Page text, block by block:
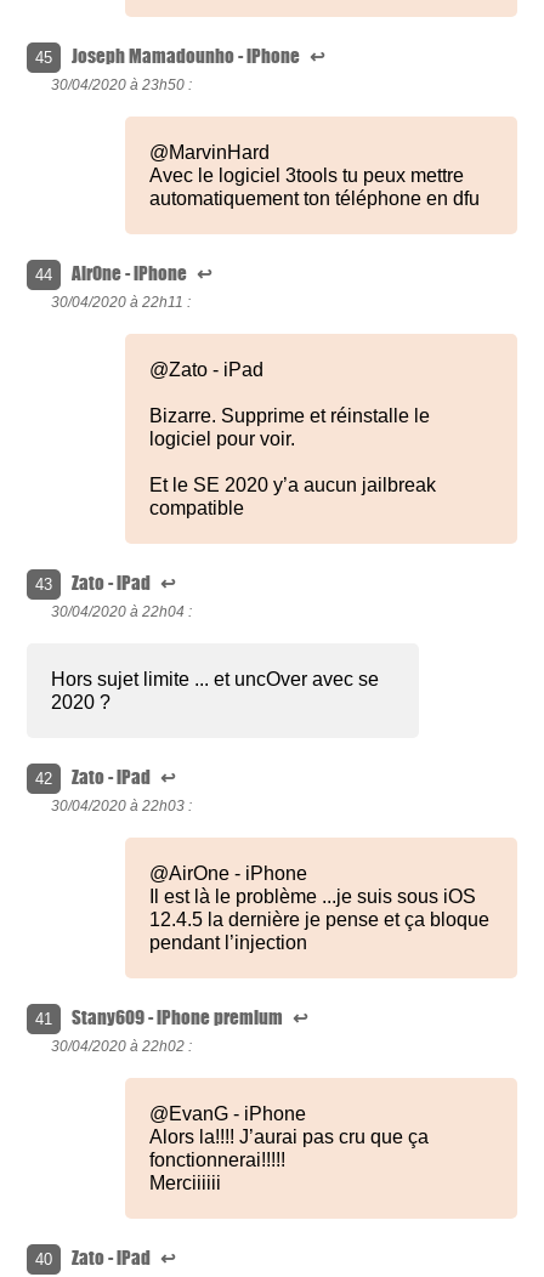
45 Joseph Mamadounho - iPhone ↩
30/04/2020 à 23h50 :
@MarvinHard
Avec le logiciel 3tools tu peux mettre
automatiquement ton téléphone en dfu
44 AirOne - iPhone ↩
30/04/2020 à 22h11 :
@Zato - iPad
Bizarre. Supprime et réinstalle le
logiciel pour voir.
Et le SE 2020 y’a aucun jailbreak
compatible
43 Zato - iPad ↩
30/04/2020 à 22h04 :
Hors sujet limite ... et uncOver avec se
2020 ?
42 Zato - iPad ↩
30/04/2020 à 22h03 :
@AirOne - iPhone
Il est là le problème ...je suis sous iOS
12.4.5 la dernière je pense et ça bloque
pendant l’injection
41 Stany609 - iPhone premium ↩
30/04/2020 à 22h02 :
@EvanG - iPhone
Alors la!!!! J’aurai pas cru que ça
fonctionnerai!!!!!
Merciiiiii
40 Zato - iPad ↩